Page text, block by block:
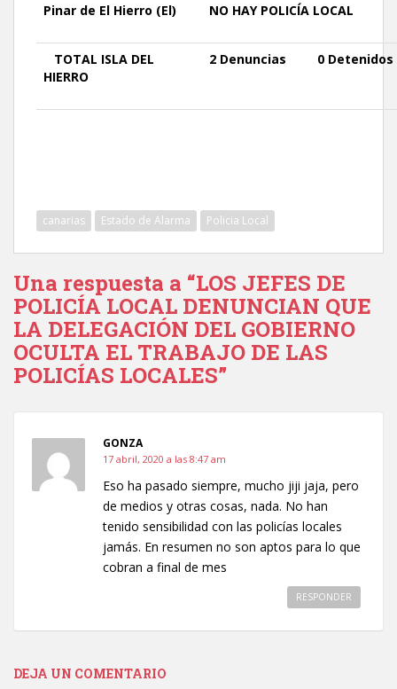
Pinar de El Hierro (El) NO HAYPOLICÍA LOCAL
TOTAL ISLA DEL
HIERRO
2 Denuncias 0 Detenidos
canarias Estado de Alarma Policia Local
Una respuesta a “LOS JEFES DE
POLICÍA LOCAL DENUNCIAN QUE
LA DELEGACIÓN DEL GOBIERNO
OCULTA EL TRABAJO DE LAS
POLICÍAS LOCALES”
GONZA
17 abril, 2020 a las 8:47 am
Eso ha pasado siempre, mucho jiji jaja, pero
de medios y otras cosas, nada. No han
tenido sensibilidad con las policías locales
jamás. En resumen no son aptos para lo que
cobran a final de mes
RESPONDER
DEJA UN COMENTARIO